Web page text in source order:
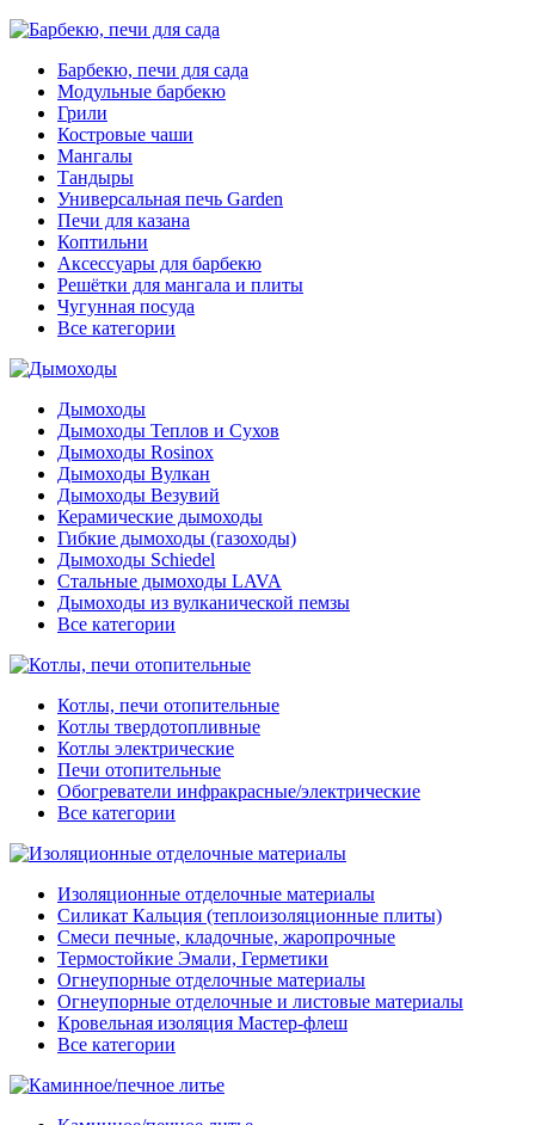
Барбекю, печи для сада
Модульные барбекю
Грили
Костровые чаши
Мангалы
Тандыры
Универсальная печь Garden
Печи для казана
Коптильни
Аксессуары для барбекю
Решётки для мангала и плиты
Чугунная посуда
Все категории
Дымоходы
Дымоходы Теплов и Сухов
Дымоходы Rosinox
Дымоходы Вулкан
Дымоходы Везувий
Керамические дымоходы
Гибкие дымоходы (газоходы)
Дымоходы Schiedel
Стальные дымоходы LAVA
Дымоходы из вулканической пемзы
Все категории
Котлы, печи отопительные
Котлы твердотопливные
Котлы электрические
Печи отопительные
Обогреватели инфракрасные/электрические
Все категории
Изоляционные отделочные материалы
Силикат Кальция (теплоизоляционные плиты)
Смеси печные, кладочные, жаропрочные
Термостойкие Эмали, Герметики
Огнеупорные отделочные материалы
Огнеупорные отделочные и листовые материалы
Кровельная изоляция Мастер-флеш
Все категории